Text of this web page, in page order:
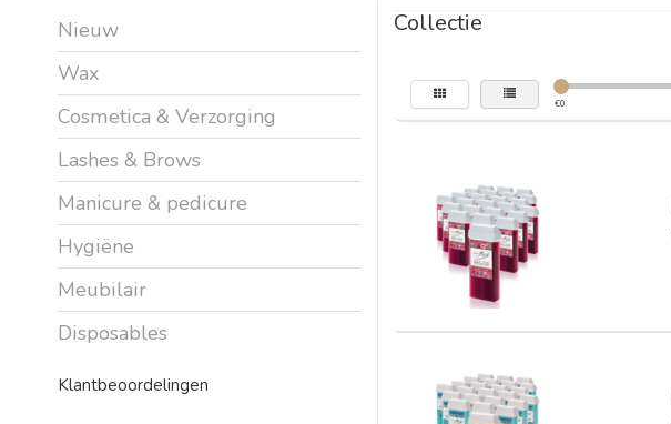
Nieuw
Wax
Cosmetica & Verzorging
Lashes & Brows
Manicure & pedicure
Hygiëne
Meubilair
Disposables
Klantbeoordelingen
Collectie
€0